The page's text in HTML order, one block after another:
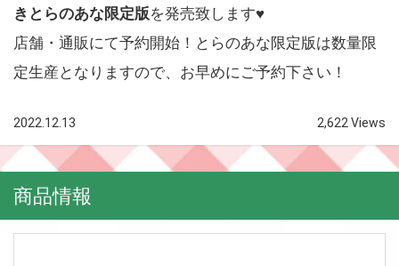
きとらのあな限定版を発売致します♥
店舗・通販にて予約開始！とらのあな限定版は数量限
定生産となりますので、お早めにご予約下さい！
2022.12.13 2,622 Views
商品情報